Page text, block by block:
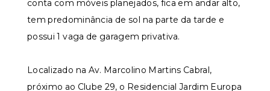
conta com móveis planejados, fica em andar alto,
tem predominância de sol na parte da tarde e
possui 1 vaga de garagem privativa.
Localizado na Av. Marcolino Martins Cabral,
próximo ao Clube 29, o Residencial Jardim Europa